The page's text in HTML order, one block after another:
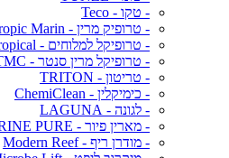
- טקו - Teco
- טרופיק מרין - Tropic Marin
- טרופיקל למלוחים - Tropical
- טרופיקל מרין סנטר - TMC
- טריטון - TRITON
- כימיקלין - ChemiClean
- לגונה - LAGUNA
- מארין פיור - MARINE PURE
- מודרן ריף - Modern Reef